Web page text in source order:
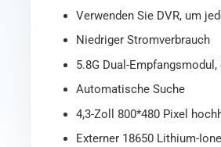
Verwenden Sie DVR, um
Niedriger Stromverbrauch
5.8G Dual-
Automatische Suche
4,3-Zoll 800*480 Pixel
Externer 18650 Lithium-